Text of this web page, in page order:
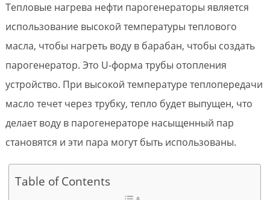
Тепловые нагрева нефти парогенераторы является
использование высокой температуры теплового
масла, чтобы нагреть воду в барабан, чтобы создать
парогенератор. Это U-форма трубы отопления
устройство. При высокой температуре теплопередачи
масло течет через трубку, тепло будет выпущен, что
делает воду в парогенераторе насыщенный пар
становятся и эти пара могут быть использованы.
Table of Contents